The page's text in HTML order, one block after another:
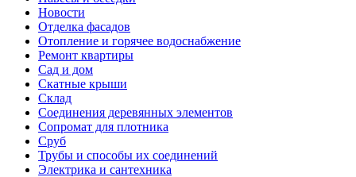
Новости
Отделка фасадов
Отопление и горячее водоснабжение
Ремонт квартиры
Сад и дом
Скатные крыши
Склад
Соединения деревянных элементов
Сопромат для плотника
Сруб
Трубы и способы их соединений
Электрика и сантехника